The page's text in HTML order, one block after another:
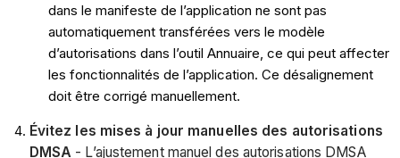
dans le manifeste de l’application ne sont pas
automatiquement transférées vers le modèle
d’autorisations dans l’outil Annuaire, ce qui peut affecter
les fonctionnalités de l’application. Ce désalignement
doit être corrigé manuellement.
Évitez les mises à jour manuelles des autorisations
DMSA - L’ajustement manuel des autorisations DMSA